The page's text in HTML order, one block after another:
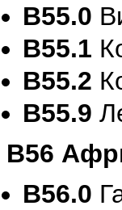
B55.0
B55.1
B55.2
B55.9
B56
B56.0